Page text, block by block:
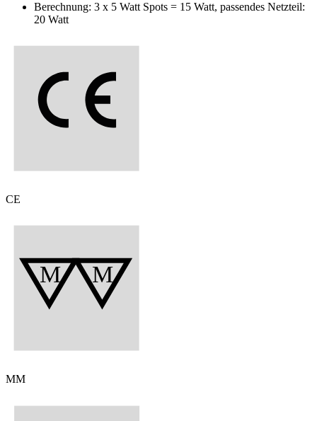
Berechnung: 3 x 5 Watt Spots = 15 Watt, passendes Netzteil:
20 Watt
CE
MM